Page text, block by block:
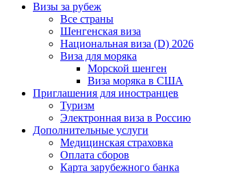
Визы за рубеж
Все страны
Шенгенская виза
Национальная виза (D) 2026
Виза для моряка
Морской шенген
Виза моряка в США
Приглашения для иностранцев
Туризм
Электронная виза в Россию
Дополнительные услуги
Медицинская страховка
Оплата сборов
Карта зарубежного банка